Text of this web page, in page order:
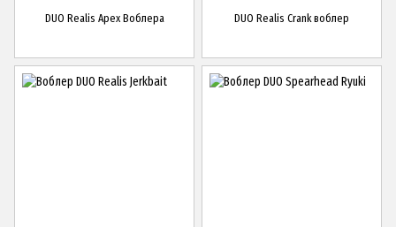
DUO Realis Apex Воблера DUO Realis Crank воблер